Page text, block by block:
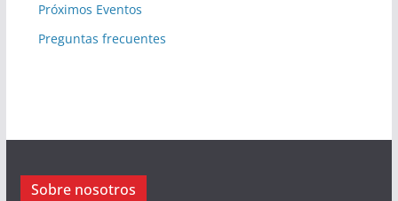
Próximos Eventos
Preguntas frecuentes
Sobre nosotros